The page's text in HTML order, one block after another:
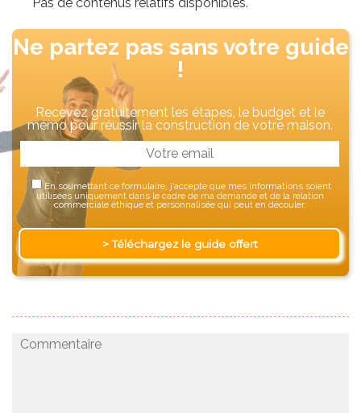
Ne partez pas sans votre guide
!
Recevez gratuitement les étapes, le budget et le
mémo pour réussir la construction de votre maison.
En soumettant ce formulaire, j’accepte que mes informations soient
utilisées uniquement dans le cadre de ma demande et de la relation
commerciale éthique et personnalisée qui peut en découler.